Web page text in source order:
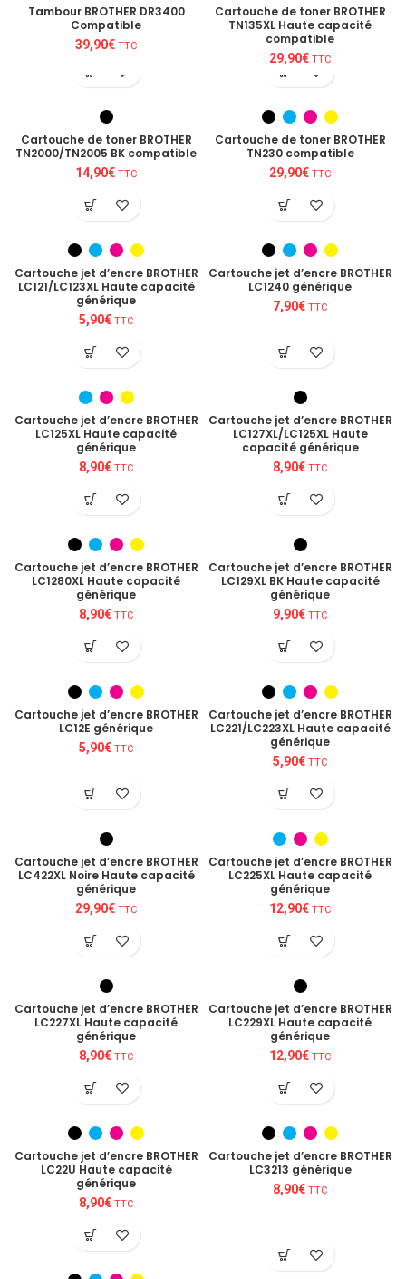
Tambour BROTHER DR3400
Compatible
39,90€ TTC
Cartouche de toner BROTHER
TN135XL Haute capacité
compatible
29,90€ TTC
Cartouche de toner BROTHER
TN2000/TN2005 BK compatible
14,90€ TTC
Cartouche de toner BROTHER
TN230 compatible
29,90€ TTC
Cartouche jet d’encre BROTHER
LC121/LC123XL Haute capacité
générique
5,90€ TTC
Cartouche jet d’encre BROTHER
LC1240 générique
7,90€ TTC
Cartouche jet d’encre BROTHER
LC125XL Haute capacité
générique
8,90€ TTC
Cartouche jet d’encre BROTHER
LC127XL/LC125XL Haute
capacité générique
8,90€ TTC
Cartouche jet d’encre BROTHER
LC1280XL Haute capacité
générique
8,90€ TTC
Cartouche jet d’encre BROTHER
LC129XL BK Haute capacité
générique
9,90€ TTC
Cartouche jet d’encre BROTHER
LC12E générique
5,90€ TTC
Cartouche jet d’encre BROTHER
LC221/LC223XL Haute capacité
générique
5,90€ TTC
Cartouche jet d’encre BROTHER
LC422XL Noire Haute capacité
générique
29,90€ TTC
Cartouche jet d’encre BROTHER
LC225XL Haute capacité
générique
12,90€ TTC
Cartouche jet d’encre BROTHER
LC227XL Haute capacité
générique
8,90€ TTC
Cartouche jet d’encre BROTHER
LC229XL Haute capacité
générique
12,90€ TTC
Cartouche jet d’encre BROTHER
LC22U Haute capacité
générique
8,90€ TTC
Cartouche jet d’encre BROTHER
LC3213 générique
8,90€ TTC